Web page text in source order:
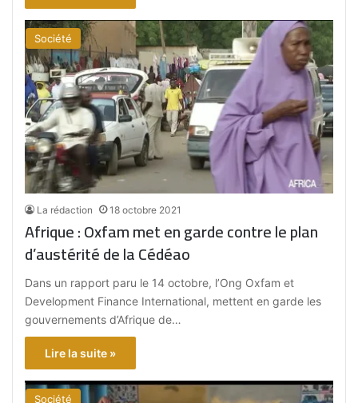
Société
La rédaction 18 octobre 2021
Afrique : Oxfam met en garde contre le plan
d’austérité de la Cédéao
Dans un rapport paru le 14 octobre, l’Ong Oxfam et
Development Finance International, mettent en garde les
gouvernements d’Afrique de…
Lire la suite »
Société